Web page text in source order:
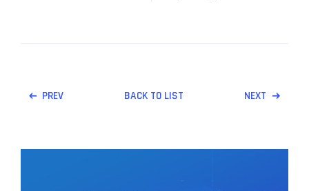
PREV BACK TO LIST NEXT